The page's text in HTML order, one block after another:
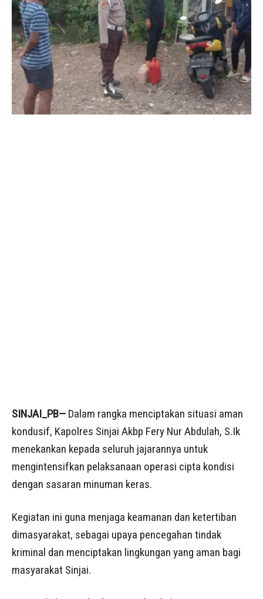
SINJAI_PB— Dalam rangka menciptakan situasi aman
kondusif, Kapolres Sinjai Akbp Fery Nur Abdulah, S.Ik
menekankan kepada seluruh jajarannya untuk
mengintensifkan pelaksanaan operasi cipta kondisi
dengan sasaran minuman keras.
Kegiatan ini guna menjaga keamanan dan ketertiban
dimasyarakat, sebagai upaya pencegahan tindak
kriminal dan menciptakan lingkungan yang aman bagi
masyarakat Sinjai.